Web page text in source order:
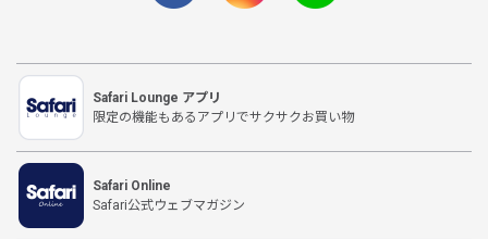
Safari Lounge アプリ
限定の機能もあるアプリでサクサクお買い物
Safari Online
Safari公式ウェブマガジン